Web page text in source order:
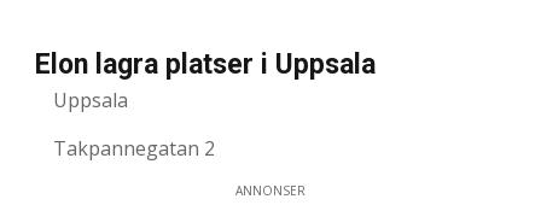
Elon lagra platser i Uppsala
Uppsala
Takpannegatan 2
ANNONSER